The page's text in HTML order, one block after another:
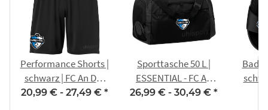
Performance Shorts |
schwarz | FC An Der
Fahner Höhe
20,99 € - 27,49 € *
Sporttasche 50 L |
ESSENTIAL - FC An
Der Fahner Höhe
26,99 € - 30,49 € *